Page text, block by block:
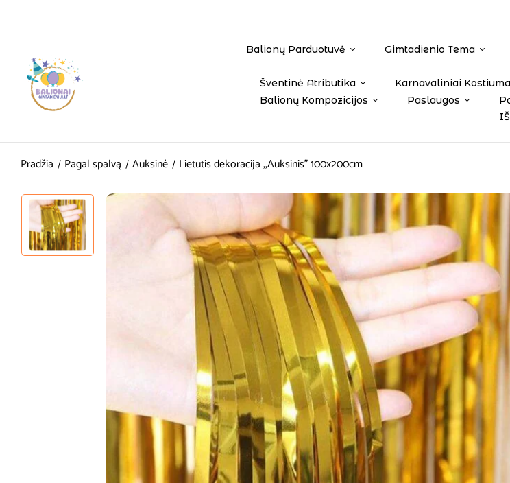
Balionų Parduotuvė Gimtadienio Tema
Šventinė Atributika
Karnavaliniai
Balionų Kompozicijos
Paslaugos
Pradžia Pagal spalvą Auksinė Lietutis dekoracija ,,Auksinis” 100x200cm